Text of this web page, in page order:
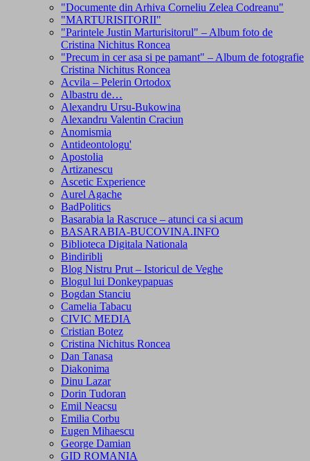
"Documente din Arhiva Corneliu Zelea Codreanu"
"MARTURISITORII"
"Parintele Justin Marturisitorul" – Album foto de
Cristina Nichitus Roncea
"Precum in cer asa si pe pamant" – Album de fotografie
Cristina Nichitus Roncea
Acvila – Pelerin Ortodox
Albastru de…
Alexandru Ursu-Bukowina
Alexandru Valentin Craciun
Anomismia
Antideontologu'
Apostolia
Artizanescu
Ascetic Experience
Aurel Agache
BadPolitics
Basarabia la Rascruce – atunci ca si acum
BASARABIA-BUCOVINA.INFO
Biblioteca Digitala Nationala
Bindiribli
Blog Nistru Prut – Istoricul de Veghe
Blogul lui Donkeypapuas
Bogdan Stanciu
Camelia Tabacu
CIVIC MEDIA
Cristian Botez
Cristina Nichitus Roncea
Dan Tanasa
Diakonima
Dinu Lazar
Dorin Tudoran
Emil Neacsu
Emilia Corbu
Eugen Mihaescu
George Damian
GID ROMANIA